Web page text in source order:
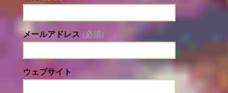
メールアドレス (必須)
ウェブサイト